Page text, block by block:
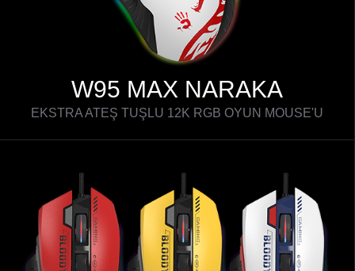
W95 MAX NARAKA
EKSTRA ATEŞ TUŞLU 12K RGB OYUN MOUSE'U